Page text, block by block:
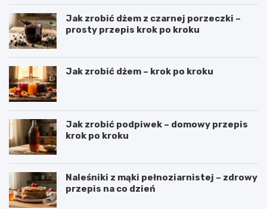
Jak zrobić dżem z czarnej porzeczki –
prosty przepis krok po kroku
Jak zrobić dżem – krok po kroku
Jak zrobić podpiwek – domowy przepis
krok po kroku
Naleśniki z mąki pełnoziarnistej – zdrowy
przepis na co dzień